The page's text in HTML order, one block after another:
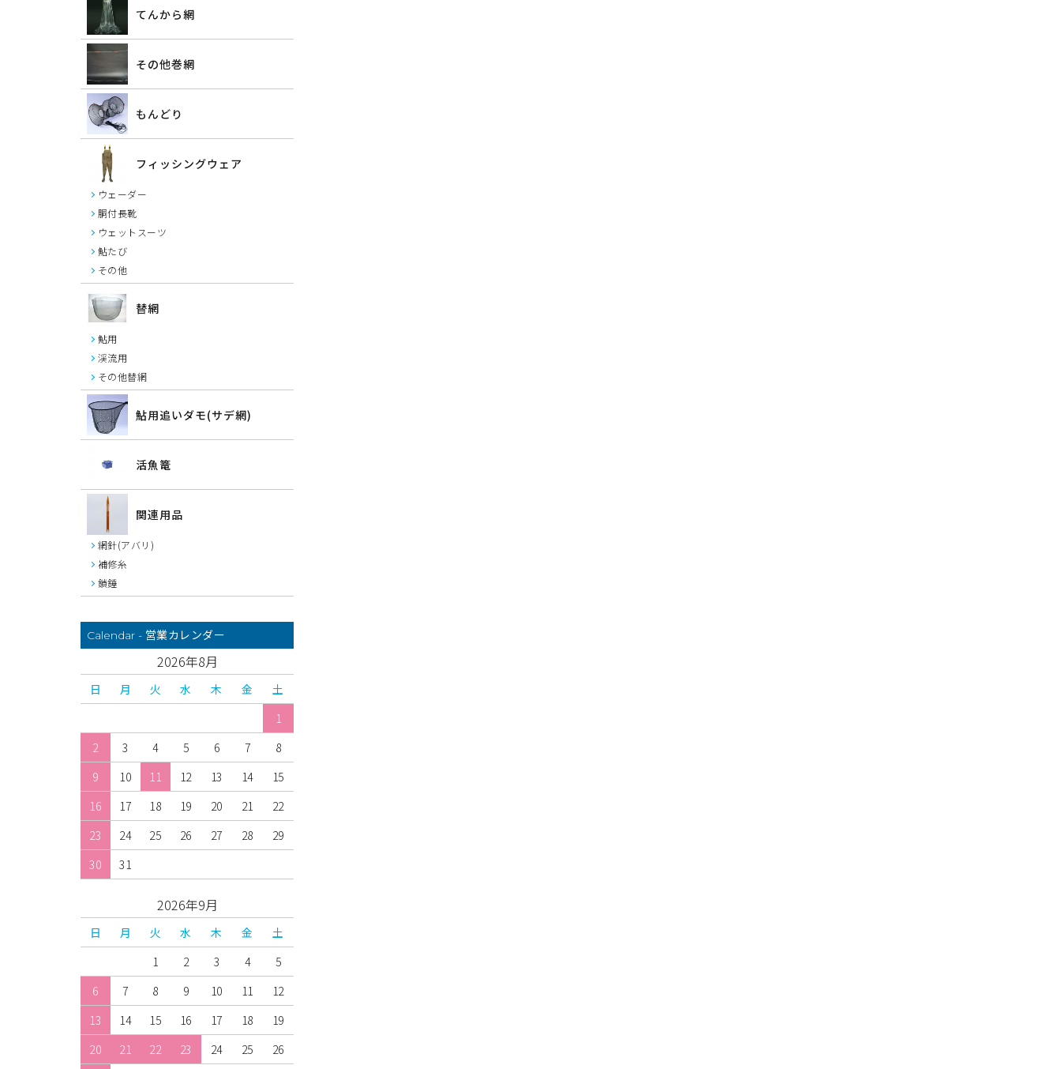
てんから網
その他巻網
もんどり
フィッシングウェア
ウェーダー
胴付長靴
ウェットスーツ
鮎たび
その他
替網
鮎用
渓流用
その他替網
鮎用追いダモ(サデ網)
活魚篭
関連用品
網針(アバリ)
補修糸
鎖錘
Calendar - 営業カレンダー
2026年8月
日 月 火 水 木 金
土
1
2
3 4 5 6 7
8
9
10 11 12 13 14
15
16
17 18 19 20 21
22
23
24 25 26 27 28
29
30
31
2026年9月
日 月 火 水 木 金
土
1
2 3 4
5
6
7 8 9 10 11
12
13
14 15 16 17 18
19
20
21 22 23 24 25
26